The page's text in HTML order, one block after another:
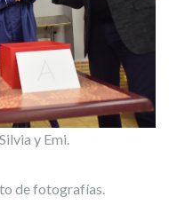
y Emi.
de fotografías.